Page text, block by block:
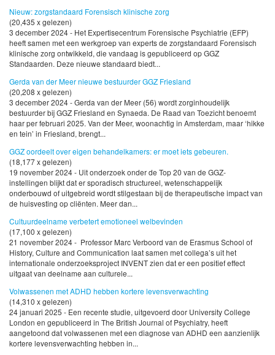
Nieuw: zorgstandaard Forensisch klinische zorg
(20,435 x gelezen)
3 december 2024 - Het Expertisecentrum Forensische Psychiatrie (EFP)
heeft samen met een werkgroep van experts de zorgstandaard Forensisch
klinische zorg ontwikkeld, die vandaag is gepubliceerd op GGZ
Standaarden. Deze nieuwe standaard biedt...
Gerda van der Meer nieuwe bestuurder GGZ Friesland
(20,208 x gelezen)
3 december 2024 - Gerda van der Meer (56) wordt zorginhoudelijk
bestuurder bij GGZ Friesland en Synaeda. De Raad van Toezicht benoemt
haar per februari 2025. Van der Meer, woonachtig in Amsterdam, maar ‘hikke
en tein’ in Friesland, brengt...
GGZ oordeelt over eigen behandelkamers: er moet iets gebeuren.
(18,177 x gelezen)
19 november 2024 - Uit onderzoek onder de Top 20 van de GGZ-
instellingen blijkt dat er sporadisch structureel, wetenschappelijk
onderbouwd of uitgebreid wordt stilgestaan bij de therapeutische impact van
de huisvesting op cliënten. Meer dan...
Cultuurdeelname verbetert emotioneel welbevinden
(17,100 x gelezen)
21 november 2024 - Professor Marc Verboord van de Erasmus School of
History, Culture and Communication laat samen met collega’s uit het
internationale onderzoeksproject INVENT zien dat er een positief effect
uitgaat van deelname aan culturele...
Volwassenen met ADHD hebben kortere levensverwachting
(14,310 x gelezen)
24 januari 2025 - Een recente studie, uitgevoerd door University College
London en gepubliceerd in The British Journal of Psychiatry, heeft
aangetoond dat volwassenen met een diagnose van ADHD een aanzienlijk
kortere levensverwachting hebben in...